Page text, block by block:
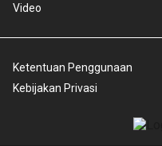
Video
Ketentuan Penggunaan
Kebijakan Privasi